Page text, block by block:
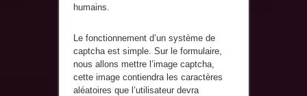
humains.
Le fonctionnement d’un système de
captcha est simple. Sur le formulaire,
nous allons mettre l’image captcha,
cette image contiendra les caractères
aléatoires que l’utilisateur devra